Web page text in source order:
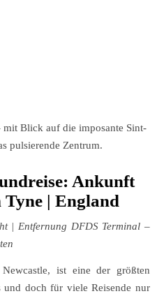
mit Blick auf die imposante Sint-
pulsierende Zentrum.
Ankunft
Tyne | England
| Entfernung DFDS Terminal –
ist eine der größten
und doch für viele Reisende nur